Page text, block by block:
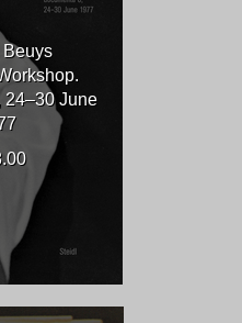
24–30 June